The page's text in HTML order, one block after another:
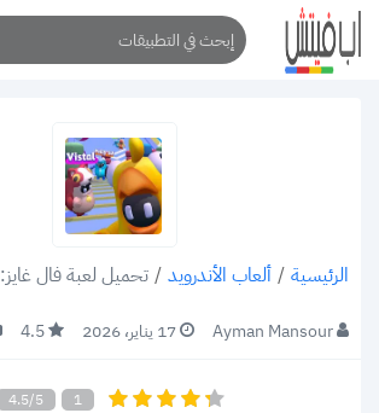
الرئيسية / ألعاب الأندرويد / تحميل لعبة فال غايز: Fall Guys v1.15.8 apk للاندرويد والكمبيوتر أحدث إصدار 2021 (رابط مباشر)
Ayman Mansour 17 يناير، 2026 4.5
4.5/5 1